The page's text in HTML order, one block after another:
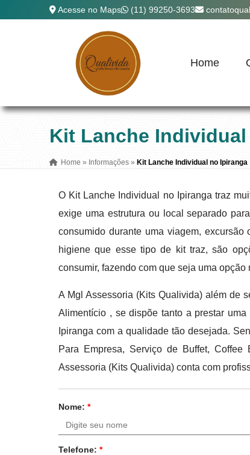
Acesse no Maps (11) 99250-3693
Home
Kit Lanche
Home » Informações » Kit Lanche Individual no Ipiranga
O Kit Lanche Individual no Ipiranga traz
exige uma estrutura ou local separado
consumido durante uma viagem,
higiene que esse tipo de kit traz, são
consumir, fazendo com que seja uma
A Mgl Assessoria (Kits Qualivida) além de
Alimentício , se dispõe tanto a prestar
Ipiranga com a qualidade tão desejada.
Para Empresa, Serviço de Buffet,
Assessoria (Kits Qualivida) conta com
Nome:*
Telefone:*